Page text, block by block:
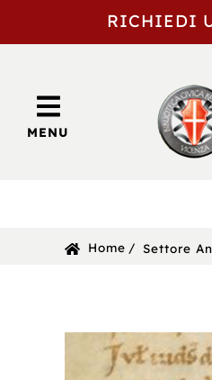
BIBLIOTECA
RICHIEDI
MENU
Sei Home Settore